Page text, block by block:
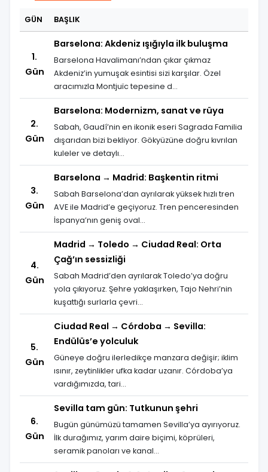
GÜN BAŞLIK
1.
Gün
Barselona: Akdeniz ışığıyla ilk buluşma
Barselona Havalimanı’ndan çıkar çıkmaz
Akdeniz’in yumuşak esintisi sizi karşılar. Özel
aracımızla Montjuïc tepesine d...
2.
Gün
Barselona: Modernizm, sanat ve rüya
Sabah, Gaudí’nin en ikonik eseri Sagrada Familia
dışarıdan bizi bekliyor. Gökyüzüne doğru kıvrılan
kuleler ve detaylı...
3.
Gün
Barselona → Madrid: Başkentin ritmi
Sabah Barselona’dan ayrılarak yüksek hızlı tren
AVE ile Madrid’e geçiyoruz. Tren penceresinden
İspanya’nın geniş oval...
4.
Gün
Madrid → Toledo → Ciudad Real: Orta
Çağ’ın sessizliği
Sabah Madrid’den ayrılarak Toledo’ya doğru
yola çıkıyoruz. Şehre yaklaşırken, Tajo Nehri’nin
kuşattığı surlarla çevri...
5.
Gün
Ciudad Real → Córdoba → Sevilla:
Endülüs’e yolculuk
Güneye doğru ilerledikçe manzara değişir; iklim
ısınır, zeytinlikler ufka kadar uzanır. Córdoba’ya
vardığımızda, tari...
6.
Gün
Sevilla tam gün: Tutkunun şehri
Bugün günümüzü tamamen Sevilla’ya ayırıyoruz.
İlk durağımız, yarım daire biçimi, köprüleri,
seramik panoları ve kanal...